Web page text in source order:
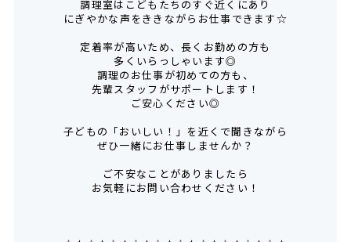
調理室はこどもたちのすぐ近くにあり
にぎやかな声をききながらお仕事できます☆
定着率が高いため、長くお勤めの方も
多くいらっしゃいます◎
調理のお仕事が初めての方も、
先輩スタッフがサポートします！
ご安心ください◎
子どもの「おいしい！」を近くで聞きながら
ぜひ一緒にお仕事しませんか？
ご不安なことがありましたら
お気軽にお問い合わせください！